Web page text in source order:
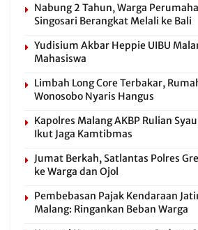
Nabung 2 Tahun, Warga
Singosari Berangkat Melali ke Bali
Yudisium Akbar Heppie UIBU
Mahasiswa
Limbah Long Core Terbakar,
Wonosobo Nyaris Hangus
Kapolres Malang AKBP Rulian
Ikut Jaga Kamtibmas
Jumat Berkah, Satlantas Polres
ke Warga dan Ojol
Pembebasan Pajak Kendaraan
Malang: Ringankan Beban Warga